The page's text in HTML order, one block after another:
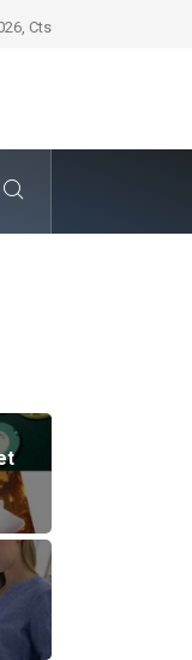
Girişimiyle Akademik
Cts